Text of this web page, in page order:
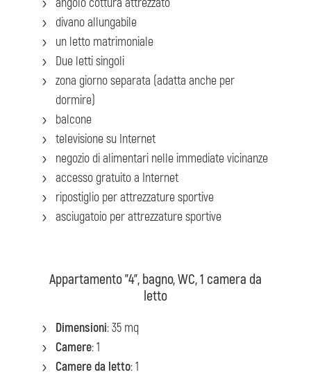
angolo cottura attrezzato
divano allungabile
un letto matrimoniale
Due letti singoli
zona giorno separata (adatta anche per
dormire)
balcone
televisione su Internet
negozio di alimentari nelle immediate vicinanze
accesso gratuito a Internet
ripostiglio per attrezzature sportive
asciugatoio per attrezzature sportive
Appartamento "4", bagno, WC, 1 camera da
letto
Dimensioni: 35 mq
Camere: 1
Camere da letto: 1